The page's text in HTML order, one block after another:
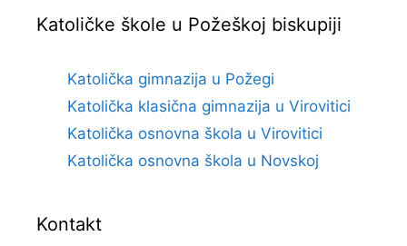
Katoličke škole u Požeškoj biskupiji
Katolička gimnazija u Požegi
Katolička klasična gimnazija u Virovitici
Katolička osnovna škola u Virovitici
Katolička osnovna škola u Novskoj
Kontakt